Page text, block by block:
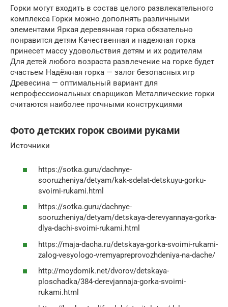
Горки могут входить в состав целого развлекательного
комплекса Горки можно дополнять различными
элементами Яркая деревянная горка обязательно
понравится детям Качественная и надежная горка
принесет массу удовольствия детям и их родителям
Для детей любого возраста развлечение на горке будет
счастьем Надёжная горка — залог безопасных игр
Древесина — оптимальный вариант для
непрофессиональных сварщиков Металлические горки
считаются наиболее прочными конструкциями
Фото детских горок своими руками
Источники
https://sotka.guru/dachnye-
sooruzheniya/detyam/kak-sdelat-detskuyu-gorku-
svoimi-rukami.html
https://sotka.guru/dachnye-
sooruzheniya/detyam/detskaya-derevyannaya-gorka-
dlya-dachi-svoimi-rukami.html
https://maja-dacha.ru/detskaya-gorka-svoimi-rukami-
zalog-vesyologo-vremyapreprovozhdeniya-na-dache/
http://moydomik.net/dvorov/detskaya-
ploschadka/384-derevjannaja-gorka-svoimi-
rukami.html